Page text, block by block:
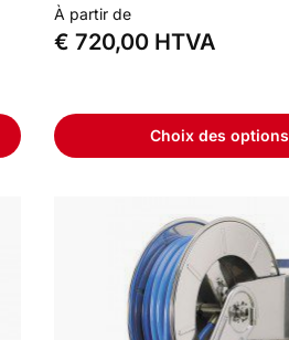
À partir de
€ 720,00 HTVA
Choix des options